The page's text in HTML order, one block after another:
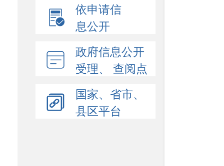
依申请信
息公开
政府信息公开
受理、 查阅点
国家、省市、
县区平台